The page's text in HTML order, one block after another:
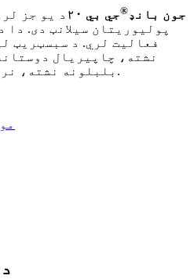
جون بانډ®جي بي ۲۰
د یو جز
پولیوریتان سیلانټ دی.
فعالیت لري. د سبسټریټ
نشته، چاپیریال
بلبلونه نشته، نرم او ښه بڼه او داسې نور.